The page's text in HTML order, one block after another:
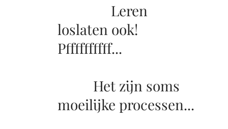
Leren
loslaten ook!
Pffffffffff...
Het zijn soms
moeilijke processen...